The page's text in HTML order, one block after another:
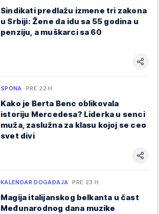
Sindikati predlažu izmene tri zakona
u Srbiji: Žene da idu sa 55 godina u
penziju, a muškarci sa 60
SPONA PRE 22 H
Kako je Berta Benc oblikovala
istoriju Mercedesa? Liderka u senci
muža, zaslužna za klasu kojoj se ceo
svet divi
KALENDAR DOGAĐAJA PRE 23 H
Magija italijanskog belkanta u čast
Međunarodnog dana muzike